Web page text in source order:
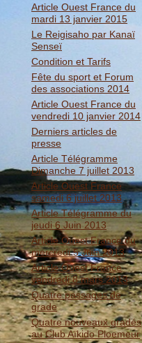
Article Ouest France du
mardi 13 janvier 2015
Le Reigisaho par Kanaï
Senseï
Condition et Tarifs
Fête du sport et Forum
des associations 2014
Article Ouest France du
vendredi 10 janvier 2014
Derniers articles de
presse
Article Télégramme
Dimanche 7 juillet 2013
Article Ouest France
samedi 6 juillet 2013
Article Télégramme du
jeudi 6 Juin 2013
Article Ouest France du
mercredi 5 Juin 2013
Article Ouest France
vendredi 8 mars 2013
Quatre passages de
grade
Quatre nouveaux gradés
au Club Aïkido Ploemeur